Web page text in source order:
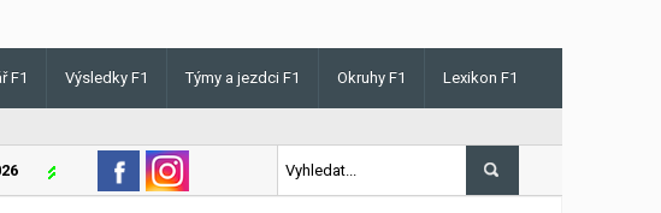
F1 Výsledky F1 Týmy a jezdci F1 Okruhy F1 Lexikon F1
Lando Norris v Maďarsku letos poprvé vyhrál kvalifikaci